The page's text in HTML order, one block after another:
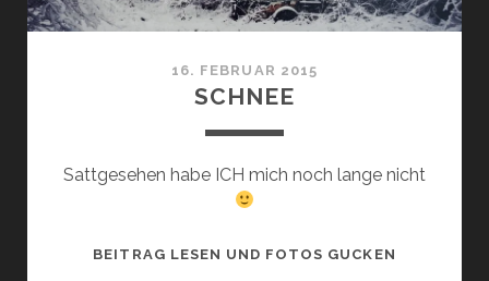
16. FEBRUAR 2015
SCHNEE
Sattgesehen habe ICH mich noch lange nicht
BEITRAG LESEN UND FOTOS GUCKEN